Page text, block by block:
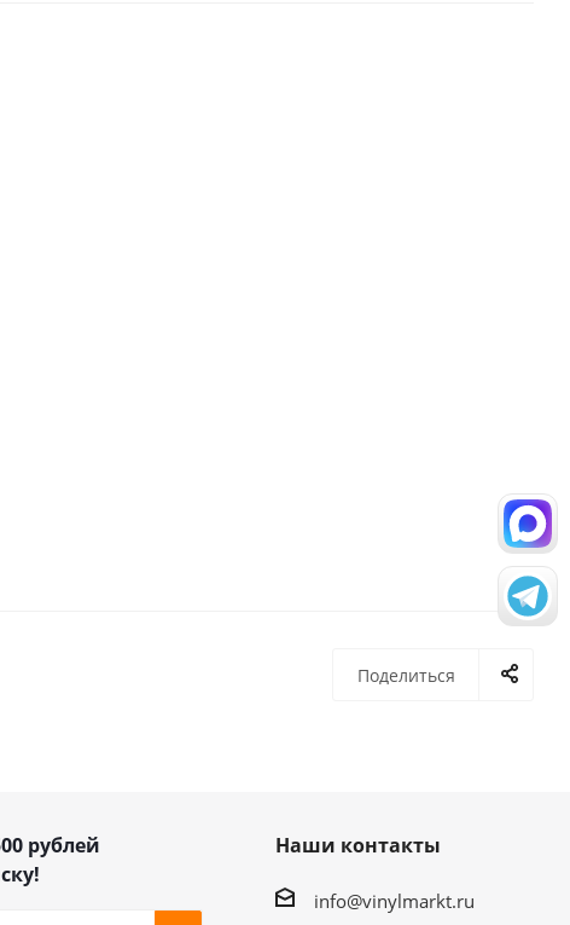
Поделиться
рублей
Наши контакты
info@vinylmarkt.ru